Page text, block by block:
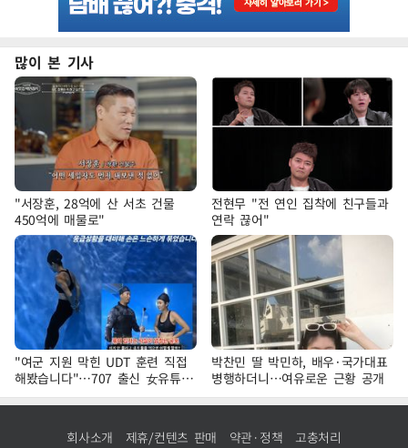
많이 본 기사
"서장훈, 28억에 산 서초 건물
450억에 매물로"
전현무 "전 연인 집착에 친구들과
연락 끊어"
"여군 지원 막힌 UDT 훈련 직접
해봤습니다"…707 출신 女유튜버
'완벽 소화'
박찬민 딸 박민하, 배우·국가대표
병행하더니…여유로운 근황 공개
회사소개 제휴/컨텐츠 판매 약관·정책 고충처리